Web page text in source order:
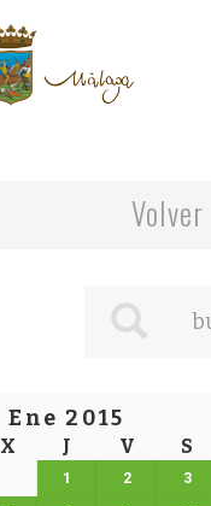
Volver
Ene 2015
X J V S
1 2 3